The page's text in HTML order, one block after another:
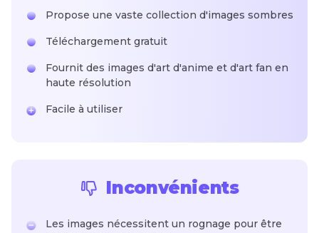
Propose une vaste collection d'images sombres
Téléchargement gratuit
Fournit des images d'art d'anime et d'art fan en
haute résolution
Facile à utiliser
Inconvénients
Les images nécessitent un rognage pour être